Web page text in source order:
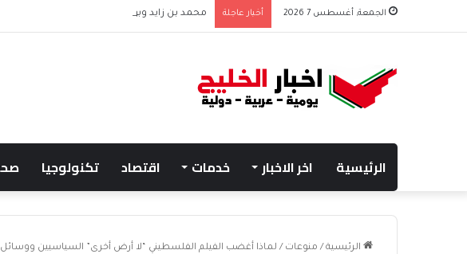
الجمعة, أغسطس 7 2026 أخبار عاجلة محمد بن زايد وبوتين يتباحثان هاتفياً حول التعاون
الرئيسية اخر الاخبار خدمات اقتصاد تكنولوجيا
الرئيسية / منوعات / لماذا أغضب الفيلم الفلسطيني “لا أرض أخرى” السياسيين ووسائل